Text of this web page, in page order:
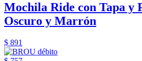
Mochila Ride con Tapa y
Oscuro y Marrón
$ 891